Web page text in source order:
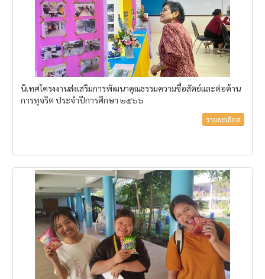
นิเทศโครงงานส่งเสริมการพัฒนาคุณธรรมความซื่อสัตย์และต่อต้าน
การทุจริต ประจำปีการศึกษา ๒๕๖๖
รายละเอียด